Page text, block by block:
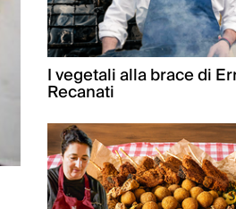
I vegetali alla brace di
Recanati